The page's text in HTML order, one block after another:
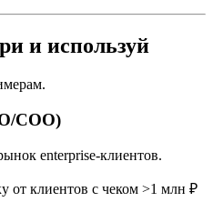
и используй
COO)
enterprise-клиентов.
от клиентов с чеком >1 млн ₽